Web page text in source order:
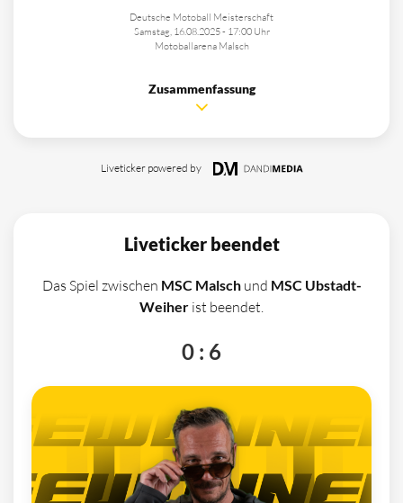
Deutsche Motoball Meisterschaft
Samstag, 16.08.2025 - 17:00 Uhr
Motoballarena Malsch
Zusammenfassung
Liveticker powered by
Liveticker beendet
Das Spiel zwischen MSC Malschund MSC Ubstadt-
Weiher ist beendet.
0 : 6